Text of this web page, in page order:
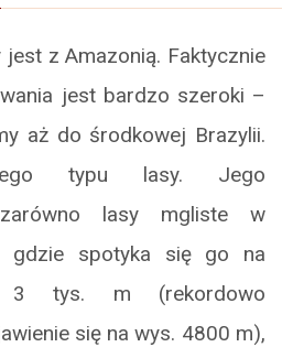
z Amazonią. Faktycznie
jest bardzo szeroki –
aż do środkowej Brazylii.
typu lasy. Jego
lasy mgliste w
gdzie spotyka się go na
3 tys. m (rekordowo
się na wys. 4800 m),